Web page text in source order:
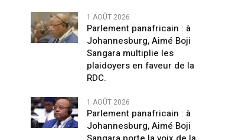
1 AOÛT 2026
Parlement panafricain : à
Johannesburg, Aimé Boji
Sangara multiplie les
plaidoyers en faveur de la
RDC.
1 AOÛT 2026
Parlement panafricain : à
Johannesburg, Aimé Boji